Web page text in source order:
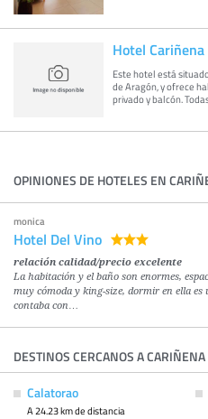
Hotel Cariñena
Este hotel está
de Aragón, y ofrece
privado y balcón.
OPINIONES DE HOTELES EN
monica
Hotel Del Vino
relación calidad/precio excelente
La habitación y el baño son enormes,
muy cómoda y king-size, dormir en ella
contaba con…
DESTINOS CERCANOS A CARIÑENA
Calatorao
A 24.23 km de distancia